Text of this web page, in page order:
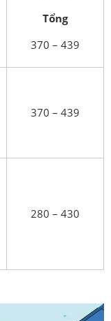
Tổng
370 – 439
370 – 439
280 – 430